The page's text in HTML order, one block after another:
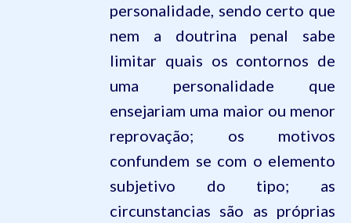
personalidade, sendo certo que
nem a doutrina penal sabe
limitar quais os contornos de
uma personalidade que
ensejariam uma maior ou menor
reprovação; os motivos
confundem se com o elemento
subjetivo do tipo; as
circunstancias são as próprias